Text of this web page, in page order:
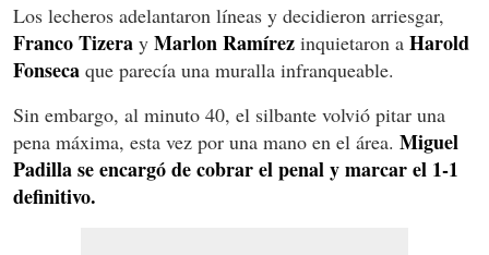
Los lecheros adelantaron líneas y decidieron arriesgar,
Franco Tizera y Marlon Ramírez inquietaron a Harold
Fonseca que parecía una muralla infranqueable.
Sin embargo, al minuto 40, el silbante volvió pitar una
pena máxima, esta vez por una mano en el área. Miguel
Padilla se encargó de cobrar el penal y marcar el 1-1
definitivo.